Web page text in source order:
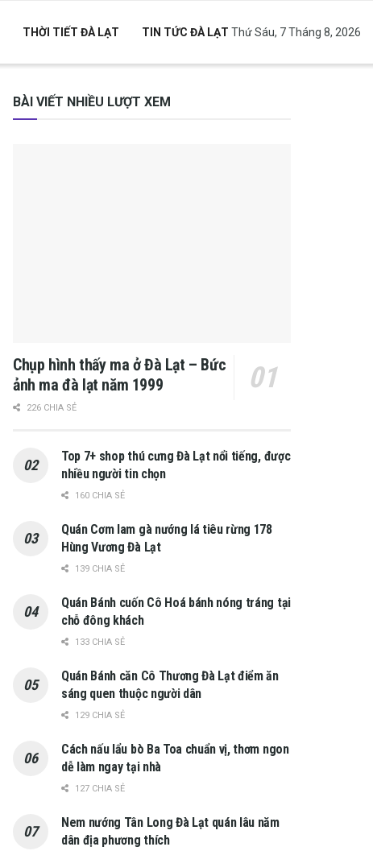
THỜI TIẾT ĐÀ LẠT TIN TỨC ĐÀ LẠT Thứ Sáu, 7 Tháng 8, 2026
BÀI VIẾT NHIỀU LƯỢT XEM
Chụp hình thấy ma ở Đà Lạt – Bức
ảnh ma đà lạt năm 1999
226 CHIA SẺ
Top 7+ shop thú cưng Đà Lạt nổi tiếng, được
nhiều người tin chọn
160 CHIA SẺ
Quán Cơm lam gà nướng lá tiêu rừng 178
Hùng Vương Đà Lạt
139 CHIA SẺ
Quán Bánh cuốn Cô Hoá bánh nóng tráng tại
chỗ đông khách
133 CHIA SẺ
Quán Bánh căn Cô Thương Đà Lạt điểm ăn
sáng quen thuộc người dân
129 CHIA SẺ
Cách nấu lẩu bò Ba Toa chuẩn vị, thơm ngon
dễ làm ngay tại nhà
127 CHIA SẺ
Nem nướng Tân Long Đà Lạt quán lâu năm
dân địa phương thích